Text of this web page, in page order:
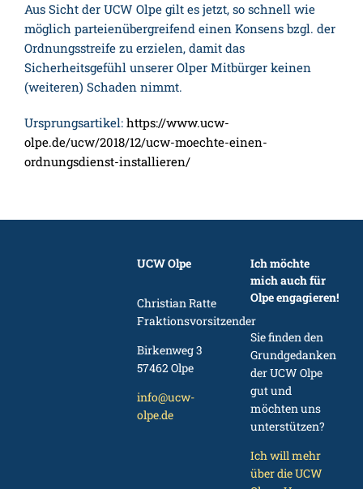
Aus Sicht der UCW Olpe gilt es jetzt, so schnell wie
möglich parteienübergreifend einen Konsens bzgl. der
Ordnungsstreife zu erzielen, damit das
Sicherheitsgefühl unserer Olper Mitbürger keinen
(weiteren) Schaden nimmt.
Ursprungsartikel: https://www.ucw-
olpe.de/ucw/2018/12/ucw-moechte-einen-
ordnungsdienst-installieren/
UCW Olpe
Christian Ratte
Fraktionsvorsitzender
Birkenweg 3
57462 Olpe
info@ucw-
olpe.de
Ich möchte
mich auch für
Olpe engagieren!
Sie finden den
Grundgedanken
der UCW Olpe
gut und
möchten uns
unterstützen?
Ich will mehr
über die UCW